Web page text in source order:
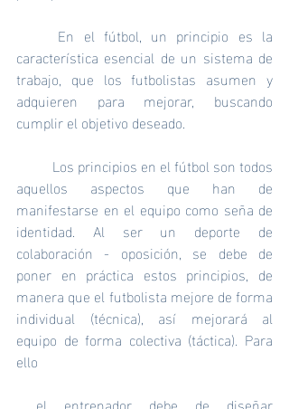
característica esencial de un sistema de
trabajo, que los futbolistas asumen y
adquieren para mejorar, buscando
cumplir el objetivo deseado.
aquellos aspectos que han de
manifestarse en el equipo como seña de
identidad. Al ser un deporte de
colaboración - oposición, se debe de
poner en práctica estos principios, de
manera que el futbolista mejore de forma
individual (técnica), así mejorará al
equipo de forma colectiva (táctica). Para
ello